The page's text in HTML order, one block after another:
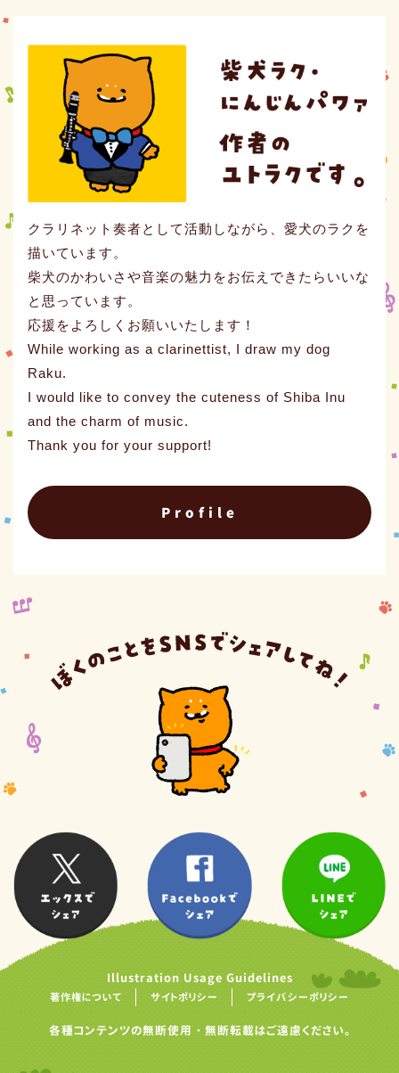
クラリネット奏者として活動しながら、愛犬のラクを
描いています。
柴犬のかわいさや音楽の魅力をお伝えできたらいいな
と思っています。
応援をよろしくお願いいたします！
While working as a clarinettist, I draw my dog
Raku.
I would like to convey the cuteness of Shiba Inu
and the charm of music.
Thank you for your support!
Profile
Illustration Usage Guidelines
著作権について サイトポリシー プライバシーポリシー
各種コンテンツの無断使用・無断転載はご遠慮ください。